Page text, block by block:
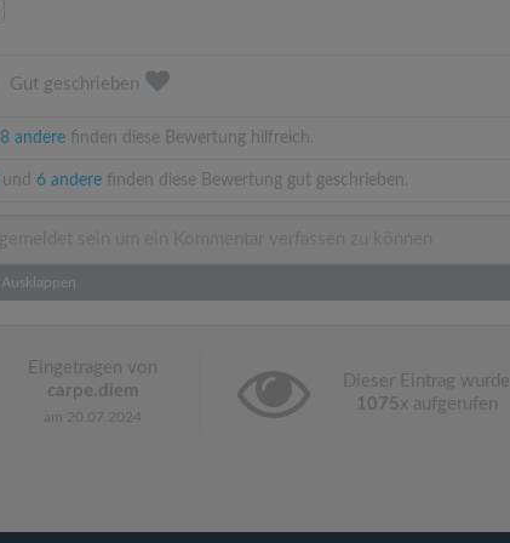
Gut geschrieben
8 andere finden diese Bewertung hilfreich.
und 6 andere finden diese Bewertung gut geschrieben.
Ausklappen
Eingetragen von
carpe.diem
am 20.07.2024
Dieser Eintrag wurde
1075 x aufgerufen